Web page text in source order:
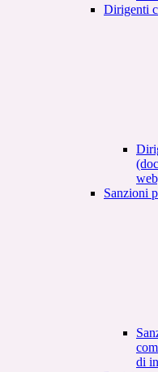
Dirigenti
Sanzioni
di